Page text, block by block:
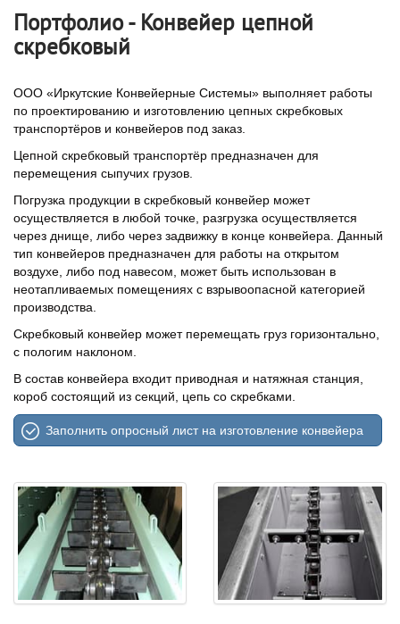
Портфолио - Конвейер цепной
скребковый
ООО «Иркутские Конвейерные Системы» выполняет работы
по проектированию и изготовлению цепных скребковых
транспортёров и конвейеров под заказ.
Цепной скребковый транспортёр предназначен для
перемещения сыпучих грузов.
Погрузка продукции в скребковый конвейер может
осуществляется в любой точке, разгрузка осуществляется
через днище, либо через задвижку в конце конвейера. Данный
тип конвейеров предназначен для работы на открытом
воздухе, либо под навесом, может быть использован в
неотапливаемых помещениях с взрывоопасной категорией
производства.
Скребковый конвейер может перемещать груз горизонтально,
с пологим наклоном.
В состав конвейера входит приводная и натяжная станция,
короб состоящий из секций, цепь со скребками.
Заполнить опросный лист на изготовление конвейера